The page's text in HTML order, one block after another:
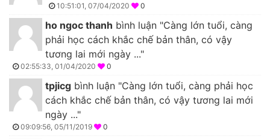
10:51:01, 07/04/2020 0
ho ngoc thanh bình luận "Càng lớn tuổi, càng
phải học cách khắc chế bản thân, có vậy
tương lai mới ngày ..."
02:55:33, 01/04/2020 0
tpjicg bình luận "Càng lớn tuổi, càng phải học
cách khắc chế bản thân, có vậy tương lai mới
ngày ..."
09:09:56, 05/11/2019 0